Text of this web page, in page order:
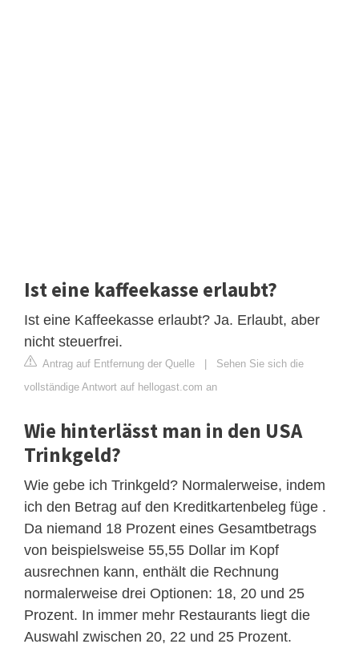
Ist eine kaffeekasse erlaubt?
Ist eine Kaffeekasse erlaubt? Ja. Erlaubt, aber
nicht steuerfrei.
Antrag auf Entfernung der Quelle | Sehen Sie sich die
vollständige Antwort auf hellogast.com an
Wie hinterlässt man in den USA
Trinkgeld?
Wie gebe ich Trinkgeld? Normalerweise, indem
ich den Betrag auf den Kreditkartenbeleg füge .
Da niemand 18 Prozent eines Gesamtbetrags
von beispielsweise 55,55 Dollar im Kopf
ausrechnen kann, enthält die Rechnung
normalerweise drei Optionen: 18, 20 und 25
Prozent. In immer mehr Restaurants liegt die
Auswahl zwischen 20, 22 und 25 Prozent.